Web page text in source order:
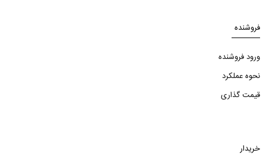
فروشنده
ورود فروشنده
نحوه عملکرد
قیمت گذاری
خریدار